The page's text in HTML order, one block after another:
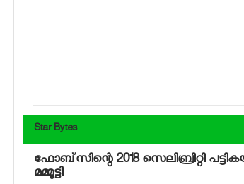
Star Bytes
ഫോബ്‌സിന്റെ 2018 സെലിബ്രിറ്റി
മമ്മൂട്ടി